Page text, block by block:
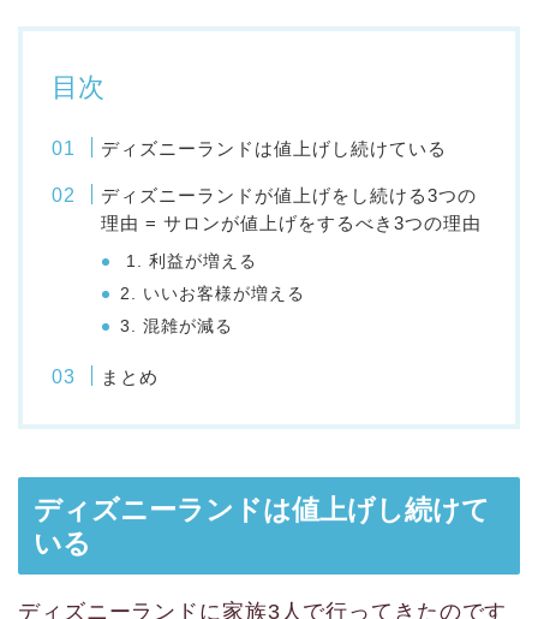
目次
ディズニーランドは値上げし続けている
ディズニーランドが値上げをし続ける3つの
理由 = サロンが値上げをするべき3つの理由
1. 利益が増える
2. いいお客様が増える
3. 混雑が減る
まとめ
ディズニーランドは値上げし続けて
いる
ディズニーランドに家族3人で行ってきたのです